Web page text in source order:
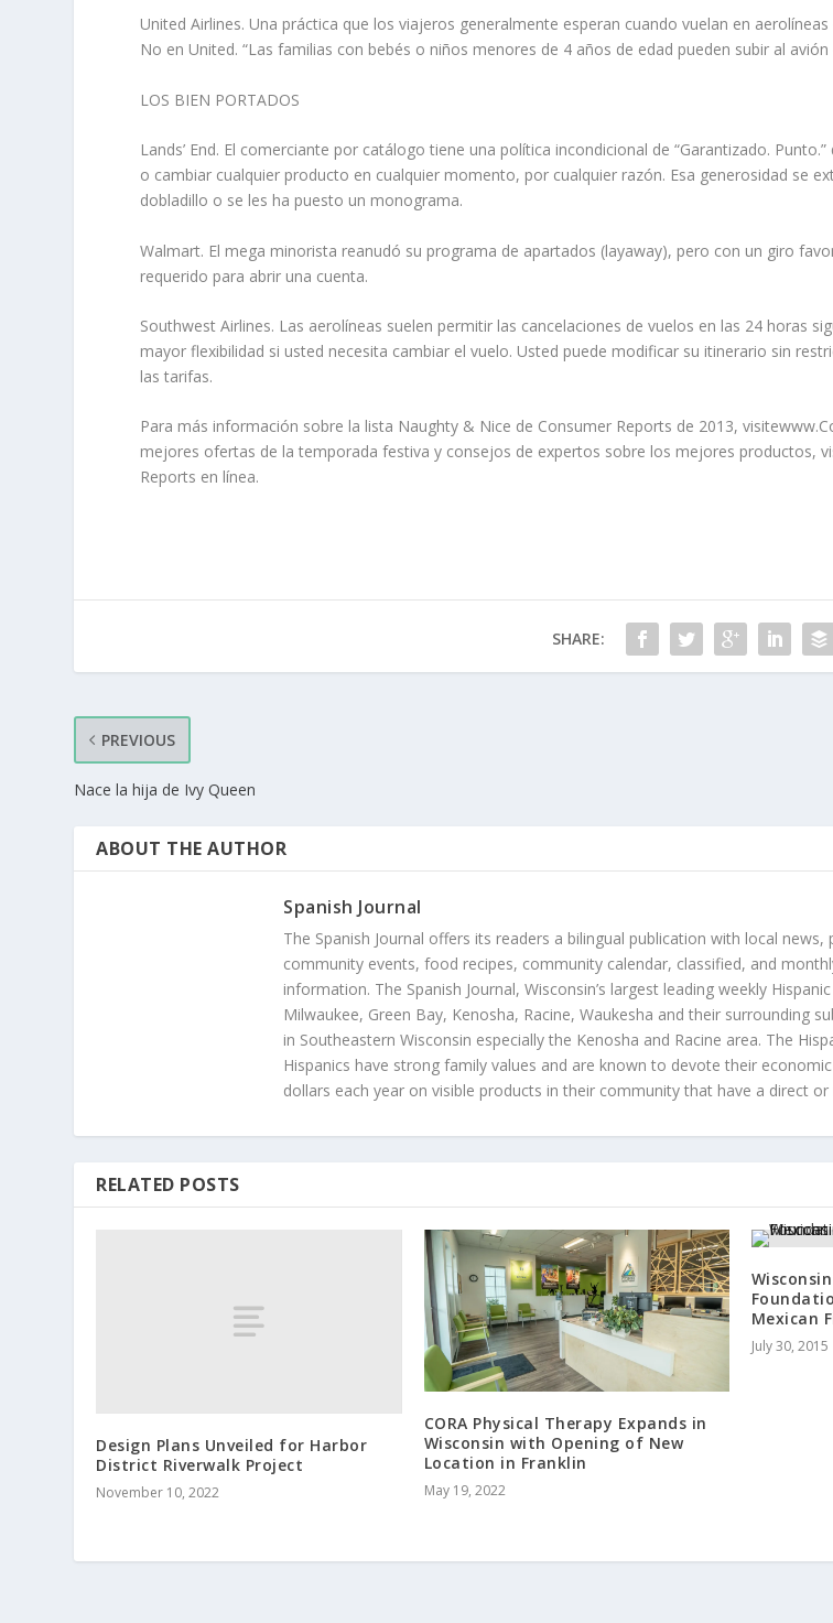
United Airlines. Una práctica que los viajeros generalmente esperan cuando vuelan en
No en United. “Las familias con bebés o niños menores de 4 años de edad pueden subir al
LOS BIEN PORTADOS
Lands’ End. El comerciante por catálogo tiene una política incondicional de “Garantizado.
o cambiar cualquier producto en cualquier momento, por cualquier razón. Esa generosidad se
dobladillo o se les ha puesto un monograma.
Walmart. El mega minorista reanudó su programa de apartados (layaway), pero con un giro
requerido para abrir una cuenta.
Southwest Airlines. Las aerolíneas suelen permitir las cancelaciones de vuelos en las 24 horas
mayor flexibilidad si usted necesita cambiar el vuelo. Usted puede modificar su itinerario sin
las tarifas.
Para más información sobre la lista Naughty & Nice de Consumer Reports de 2013,
mejores ofertas de la temporada festiva y consejos de expertos sobre los mejores productos,
Reports en línea.
SHARE:
PREVIOUS
Nace la hija de Ivy Queen
ABOUT THE AUTHOR
Spanish Journal
The Spanish Journal offers its readers a bilingual publication with local
community events, food recipes, community calendar, classified, and
information. The Spanish Journal, Wisconsin’s largest leading weekly
Milwaukee, Green Bay, Kenosha, Racine, Waukesha and their surrounding
in Southeastern Wisconsin especially the Kenosha and Racine area. The
Hispanics have strong family values and are known to devote their
dollars each year on visible products in their community that have a direct
RELATED POSTS
Design Plans Unveiled for Harbor
District Riverwalk Project
November 10, 2022
CORA Physical Therapy Expands in
Wisconsin with Opening of New
Location in Franklin
May 19, 2022
Mexican
July 30, 2015